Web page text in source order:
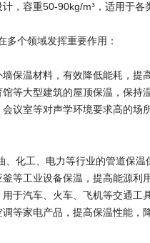
，容重50-90kg/m³，适用于各
多个领域发挥重要作用：
保温材料，有效降低能耗，提
等大型建筑的屋顶保温，保持
议室等对声学环境要求高的场
、化工、电力等行业的管道保温
等工业设备保温，提高能源利
于汽车、火车、飞机等交通工
等家电产品，提高保温性能，